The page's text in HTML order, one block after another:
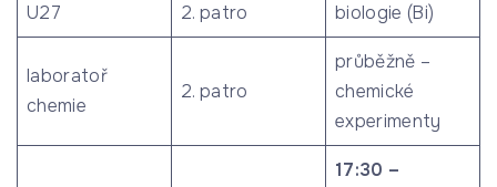
U27 2. patro biologie (Bi)
laboratoř
chemie
2. patro
průběžně –
chemické
experimenty
17:30 –